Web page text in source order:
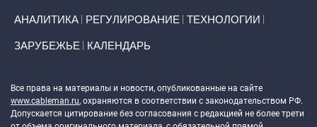
АНАЛИТИКА РЕГУЛИРОВАНИЕ ТЕХНОЛОГИИ
ЗАРУБЕЖЬЕ КАЛЕНДАРЬ
Все права на материалы и новости, опубликованные на сайте
www.cableman.ru, охраняются в соответствии с законодательством РФ.
Допускается цитирование без согласования с редакцией не более трети